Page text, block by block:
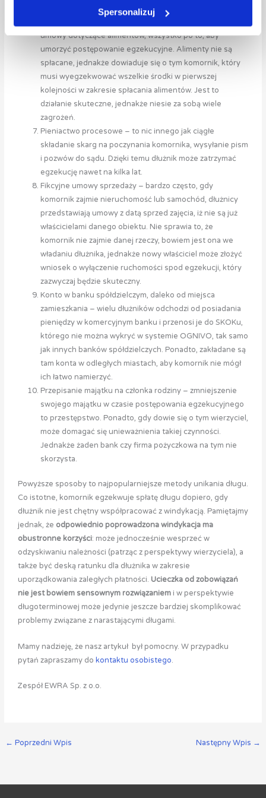
Spersonalizuj
sposób ucieczki przed komornikiem. Wielu dłużników
umowy dotyczące alimentów, wszystko po to, aby
umorzyć postępowanie egzekucyjne. Alimenty nie są
spłacane, jednakże dowiaduje się o tym komornik, który
musi wyegzekwować wszelkie środki w pierwszej
kolejności w zakresie spłacania alimentów. Jest to
działanie skuteczne, jednakże niesie za sobą wiele
zagrożeń.
Pieniactwo procesowe – to nic innego jak ciągłe
składanie skarg na poczynania komornika, wysyłanie pism
i pozwów do sądu. Dzięki temu dłużnik może zatrzymać
egzekucję nawet na kilka lat.
Fikcyjne umowy sprzedaży – bardzo często, gdy
komornik zajmie nieruchomość lub samochód, dłużnicy
przedstawiają umowy z datą sprzed zajęcia, iż nie są już
właścicielami danego obiektu. Nie sprawia to, że
komornik nie zajmie danej rzeczy, bowiem jest ona we
władaniu dłużnika, jednakże nowy właściciel może złożyć
wniosek o wyłączenie ruchomości spod egzekucji, który
zazwyczaj będzie skuteczny.
Konto w banku spółdzielczym, daleko od miejsca
zamieszkania – wielu dłużników odchodzi od posiadania
pieniędzy w komercyjnym banku i przenosi je do SKOKu,
którego nie można wykryć w systemie OGNIVO, tak samo
jak innych banków spółdzielczych. Ponadto, zakładane są
tam konta w odległych miastach, aby komornik nie mógł
ich łatwo namierzyć.
Przepisanie majątku na członka rodziny – zmniejszenie
swojego majątku w czasie postępowania egzekucyjnego
to przestępstwo. Ponadto, gdy dowie się o tym wierzyciel,
może domagać się unieważnienia takiej czynności.
Jednakże żaden bank czy firma pożyczkowa na tym nie
skorzysta.
Powyższe sposoby to najpopularniejsze metody unikania długu.
Co istotne, komornik egzekwuje spłatę długu dopiero, gdy
dłużnik nie jest chętny współpracować z windykacją. Pamiętajmy
jednak, że odpowiednio poprowadzona windykacja ma
obustronne korzyści: może jednocześnie wesprzeć w
odzyskiwaniu należności (patrząc z perspektywy wierzyciela), a
także być deską ratunku dla dłużnika w zakresie
uporządkowania zaległych płatności. Ucieczka od zobowiązań
nie jest bowiem sensownym rozwiązaniemi w perspektywie
długoterminowej może jedynie jeszcze bardziej skomplikować
problemy związane z narastającymi długami.
Mamy nadzieję, że nasz artykuł był pomocny. W przypadku
pytań zapraszamy do kontaktu osobistego.
Zespół EWRA Sp. z o.o.
← Poprzedni Wpis Następny Wpis →